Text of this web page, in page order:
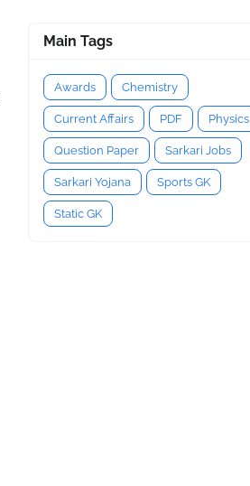
Main Tags
Awards Chemistry
Current Affairs PDF Physics
Question Paper Sarkari Jobs
Sarkari Yojana Sports GK
Static GK